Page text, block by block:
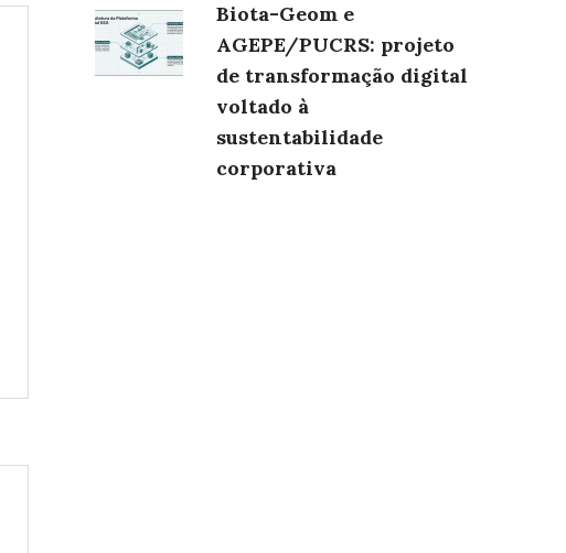
Biota-Geom e
AGEPE/PUCRS: projeto
de transformação digital
voltado à
sustentabilidade
corporativa